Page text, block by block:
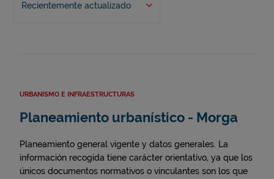
Recientemente actualizado
URBANISMO E INFRAESTRUCTURAS
Planeamiento urbanístico - Morga
Planeamiento general vigente y datos generales. La
información recogida tiene carácter orientativo, ya que los
únicos documentos normativos o vinculantes son los que